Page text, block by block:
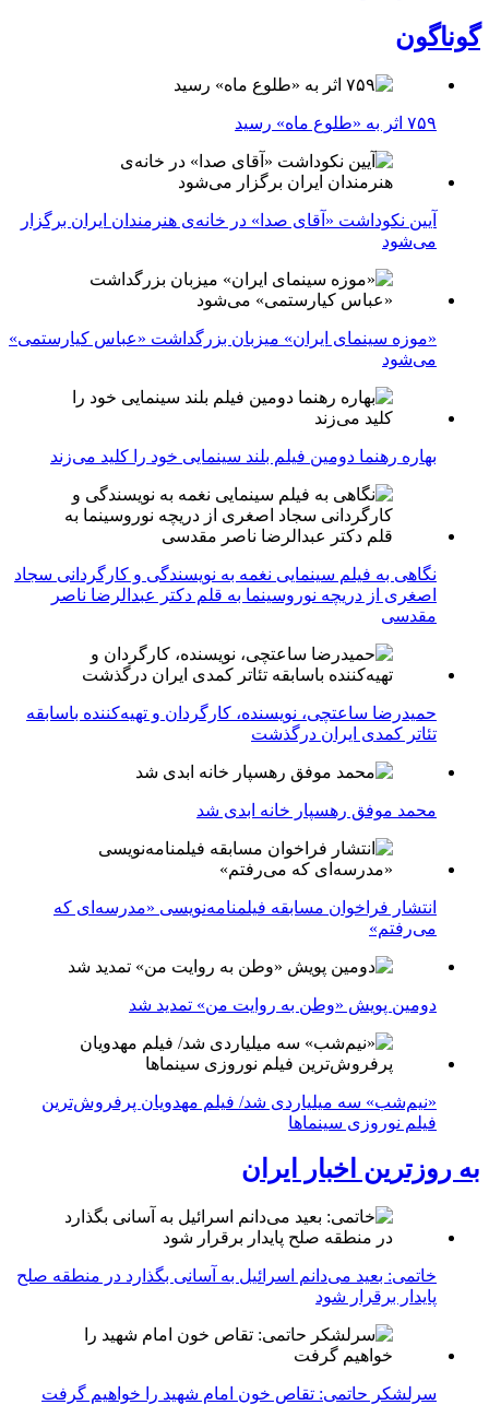
گوناگون
۷۵۹ اثر به «طلوع ماه» رسید
آیین نکوداشت «آقای صدا» در خانه‌ی هنرمندان ایران برگزار
می‌شود
«موزه سینمای ایران» میزبان بزرگداشت «عباس کیارستمی»
می‌شود
بهاره رهنما دومین فیلم بلند سینمایی خود را کلید می‌زند
نگاهی به فیلم سینمایی نغمه به نویسندگی و کارگردانی سجاد
اصغری از دریچه نوروسینما به قلم دکتر عبدالرضا ناصر
مقدسی
حمیدرضا ساعتچی، نویسنده، کارگردان و تهیه‌کننده باسابقه
تئاتر کمدی ایران درگذشت
محمد موفق رهسپار خانه ابدی شد
انتشار فراخوان مسابقه فیلمنامه‌نویسی «مدرسه‌ای که
می‌رفتم»
دومین پویش «وطن به روایت من» تمدید شد
«نیم‌شب» سه میلیاردی شد/ فیلم مهدویان پرفروش‌ترین
فیلم نوروزی سینماها
به روزترین اخبار ایران
خاتمی: بعید می‌دانم اسرائیل به آسانی بگذارد در منطقه صلح
پایدار برقرار شود
سرلشکر حاتمی: تقاص خون امام شهید را خواهیم گرفت